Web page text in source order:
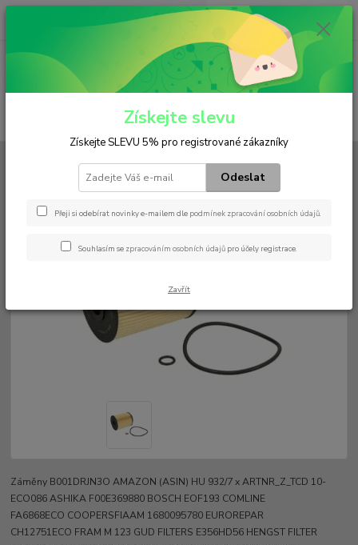
(Po-Pá, 6:30-15 hod.)
ks
0 Kč
HU 932/7 x
Záměny B001DRJN3O AMAZON (ASIN) HU 932/7 x ARTNR_Z_TCD 10-
ECO086 ASHIKA F00E369880 BOSCH EOF193 COMLINE
FA6868ECO COOPERSFIAAM 1680095780 EUROREPAR
CH12751ECO FRAM M 123 GUD FILTERS E356HD56 HENGST FILTER
Získejte slevu
Získejte SLEVU 5% pro registrované zákazníky
Odeslat
Přeji si odebírat novinky e-mailem dle podmínek zpracování osobních údajů.
Souhlasím se zpracováním osobních údajů pro účely registrace.
Zavřít